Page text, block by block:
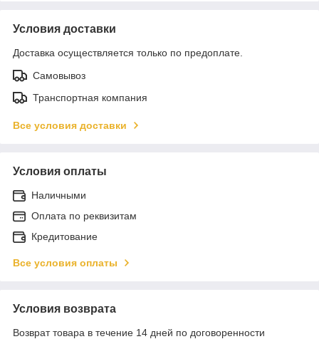
Условия доставки
Доставка осуществляется только по предоплате.
Самовывоз
Транспортная компания
Все условия доставки
Условия оплаты
Наличными
Оплата по реквизитам
Кредитование
Все условия оплаты
Условия возврата
Возврат товара в течение 14 дней по договоренности